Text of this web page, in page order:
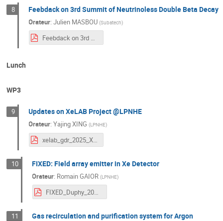
8 Feebdack on 3rd Summit of Neutrinoless Double Beta Decay
Orateur:Julien MASBOU (Subatech)
Feebdack on 3rd Summit of Neutrinoless Double Beta Decay.pdf
Lunch
WP3
9 Updates on XeLAB Project @LPNHE
Orateur:Yajing XING (LPNHE)
xelab_gdr_2025_XY.pdf
10 FIXED: Field array emitter in Xe Detector
Orateur: Romain GAIOR (LPNHE)
FIXED_Duphy_2025.pdf
11 Gas recirculation and purification system for Argon